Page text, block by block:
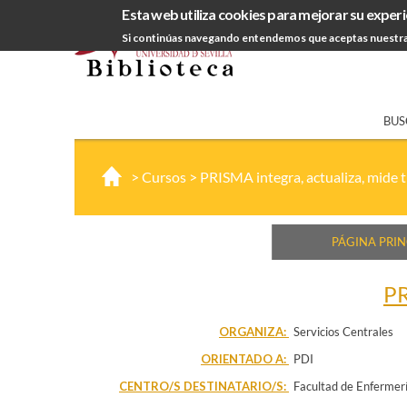
Esta web utiliza cookies para mejorar su
Si continúas navegando entendemos que aceptas
> Cursos > PRISMA integra, actualiza, mide
PÁGINA
ORGANIZA: Servicios Centrales
ORIENTADO A: PDI
CENTRO/S DESTINATARIO/S: Facultad de